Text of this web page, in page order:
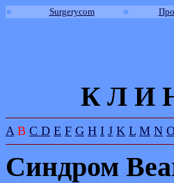
● Surgerycom ●
К Л И
AB C D E F G H I J K L M N
Синдром